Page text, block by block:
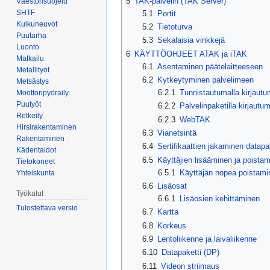
5.1
Portit
5.2 Tietoturva
5.3 Sekalaisia vinkkejä
6 KÄYTTÖOHJEET ATAK ja iTAK
6.1 Asentaminen päätelaitteeseen
6.2
Kytkeytyminen palvelimeen
6.2.1
Tunnistautumalla
6.2.2 Palvelinpaketilla
6.2.3 WebTAK
6.3 Vianetsintä
6.4 Sertifikaattien jakaminen
6.5 Käyttäjien lisääminen ja
6.5.1
Käyttäjän nopea
6.6
Lisäosat
6.6.1
Lisäosien kehittäminen
6.7
Kartta
6.8 Korkeus
6.9
Lentoliikenne ja laivaliikenne
6.10
Datapaketti (DP)
6.11 Videon striimaus
SHTF
Kulkuneuvot
Puutarha
Luonto
Matkailu
Metallityöt
Metsästys
Moottoripyöräily
Puutyöt
Retkeily
Hirsirakentaminen
Rakentaminen
Kädentaidot
Tietokoneet
Yhteiskunta
Työkalut
Tulostettava versio